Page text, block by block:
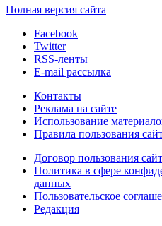
Полная версия сайта
Facebook
Twitter
RSS-ленты
E-mail рассылка
Контакты
Реклама на сайте
Использование
Правила пользования
Договор пользования
Политика в сфере
данных
Пользовательское
Редакция